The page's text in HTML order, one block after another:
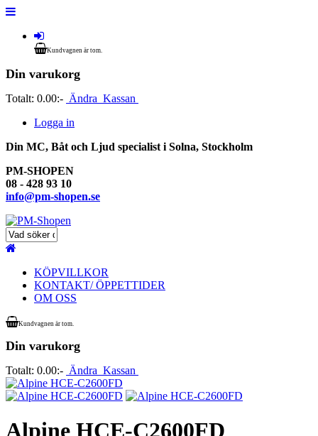
Kundvagnen är tom.
Din varukorg
Totalt: 0.00:- Ändra Kassan
Logga in
Din MC, Båt och Ljud specialist i Solna, Stockholm
PM-SHOPEN
08 - 428 93 10
info@pm-shopen.se
KÖPVILLKOR
KONTAKT/ ÖPPETTIDER
OM OSS
Kundvagnen är tom.
Din varukorg
Totalt: 0.00:- Ändra Kassan
Alpine HCE-C2600FD